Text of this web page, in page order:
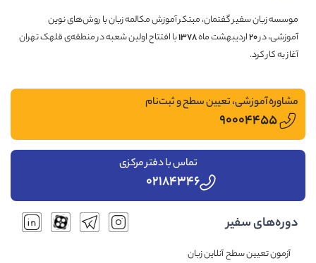
موسسه زبان سفیر گفتمان، مبتکر آموزش مکالمه زبان با روش‌های نوین
آموزشی، در۲۰اردیبهشت ماه۱۳۷۸با افتتاح اولین شعبه در منطقه‌ی قلهک تهران
آغاز به کار کرد.
مشاوره آموزشی، تعیین سطح و ثبت‌نام
۹۰۰۰۴۴۵۵
تماس با دفتر مرکزی
۰۲۱۸۴۳۴۶
دوره‌های سفیر
آزمون تعیین سطح آنلاین زبان